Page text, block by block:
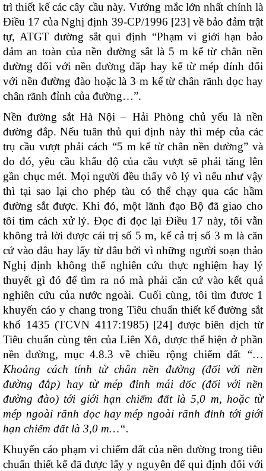
trì thiết kế các cây cầu này. Vướng mắc lớn nhất chính là
Điều 17 của Nghị định 39-CP/1996 [23] về bảo đảm trật
tự, ATGT đường sắt qui định “Phạm vi giới hạn bảo
đảm an toàn của nền đường sắt là 5 m kể từ chân nền
đường đối với nền đường đắp hay kể từ mép đỉnh đối
với nền đường đào hoặc là 3 m kể từ chân rãnh dọc hay
chân rãnh đỉnh của đường…”.
Nền đường sắt Hà Nội – Hải Phòng chủ yếu là nền
đường đắp. Nếu tuân thủ qui định này thì mép của các
trụ cầu vượt phải cách “5 m kể từ chân nền đường” và
do đó, yêu cầu khẩu độ của cầu vượt sẽ phải tăng lên
gần chục mét. Mọi người đều thấy vô lý vì nếu như vậy
thì tại sao lại cho phép tàu có thể chạy qua các hầm
đường sắt được. Khi đó, một lãnh đạo Bộ đã giao cho
tôi tìm cách xử lý. Đọc đi đọc lại Điều 17 này, tôi vẫn
không trả lời được cái trị số 5 m, kể cả trị số 3 m là căn
cứ vào đâu hay lấy từ đâu bởi vì những người soạn thảo
Nghị định không thể nghiên cứu thực nghiệm hay lý
thuyết gì đó để tìm ra nó mà phải căn cứ vào kết quả
nghiên cứu của nước ngoài. Cuối cùng, tôi tìm đươc 1
khuyến cáo y chang trong Tiêu chuẩn thiết kế đường sắt
khổ 1435 (TCVN 4117:1985) [24] được biên dịch từ
Tiêu chuẩn cùng tên của Liên Xô, được thể hiện ở phần
nền đường, mục 4.8.3 về chiều rộng chiếm đất “…
Khoảng cách tính từ chân nền đường (đối với nền
đường đắp) hay từ mép đỉnh mái dốc (đối với nền
đường đào) tới giới hạn chiếm đất là 5,0 m, hoặc từ
mép ngoài rãnh dọc hay mép ngoài rãnh đỉnh tới giới
hạn chiếm đất là 3,0 m…“.
Khuyến cáo phạm vi chiếm đất của nền đường trong tiêu
chuẩn thiết kế đã được lấy y nguyên để qui định đối với